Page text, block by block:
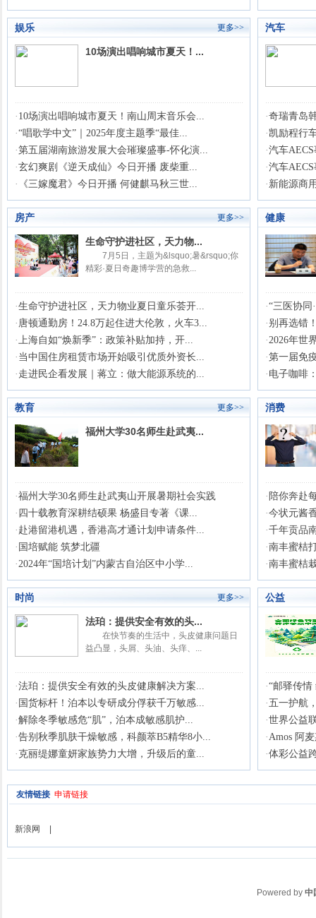
娱乐 更多>>
10场演出唱响城市夏天！...
· 10场演出唱响城市夏天！南山周末音乐会...
·“唱歌学中文”｜2025年度主题季“最佳...
·第五届湖南旅游发展大会璀璨盛事-怀化演...
·玄幻爽剧《逆天成仙》今日开播 废柴重...
·
《三嫁魔君》今日开播 何健麒马秋三世...
汽车
·奇瑞青岛
·凯励程行
·汽车
·汽车
· 新能源商
房产 更多>>
生命守护进社区，天力物...
7月5日，主题为&lsquo;暑&rsquo;你
精彩·夏日奇趣博学营的急救...
·生命守护进社区，天力物业夏日童乐荟开...
· 唐顿通勤房！24.8万起住进大伦敦，火车3...
·上海自如“焕新季”：政策补贴加持，开...
· 当中国住房租赁市场开始吸引优质外资长...
· 走进民企看发展｜蒋立：做大能源系统的...
健康
·“三医协同
·别再选错
·2026年世
·第一届免
· 电子咖啡
教育 更多>>
福州大学30名师生赴武夷...
·福州大学30名师生赴武夷山开展暑期社会实践
· 四十载教育深耕结硕果 杨盛目专著《课...
· 赴港留港机遇，香港高才通计划申请条件...
· 国培赋能 筑梦北疆
·2024年“国培计划”内蒙古自治区中小学...
消费
· 陪你奔赴
·今状元酱
·千年贡品
·南丰蜜桔
·南丰蜜桔
时尚 更多>>
法珀：提供安全有效的头...
在快节奏的生活中，头皮健康问题日
益凸显，头屑、头油、头痒、...
·法珀：提供安全有效的头皮健康解决方案...
· 国货标杆！泊本以专研成分俘获千万敏感...
·解除冬季敏感危“肌”，泊本成敏感肌护...
·告别秋季肌肤干燥敏感，科颜萃B5精华8小...
· 克丽缇娜童妍家族势力大增，升级后的童...
公益
·“邮驿传情
· 五一护航
·世界公益
·Amos 阿
·体彩公益
友情链接 申请链接
新浪网
Powered by 中